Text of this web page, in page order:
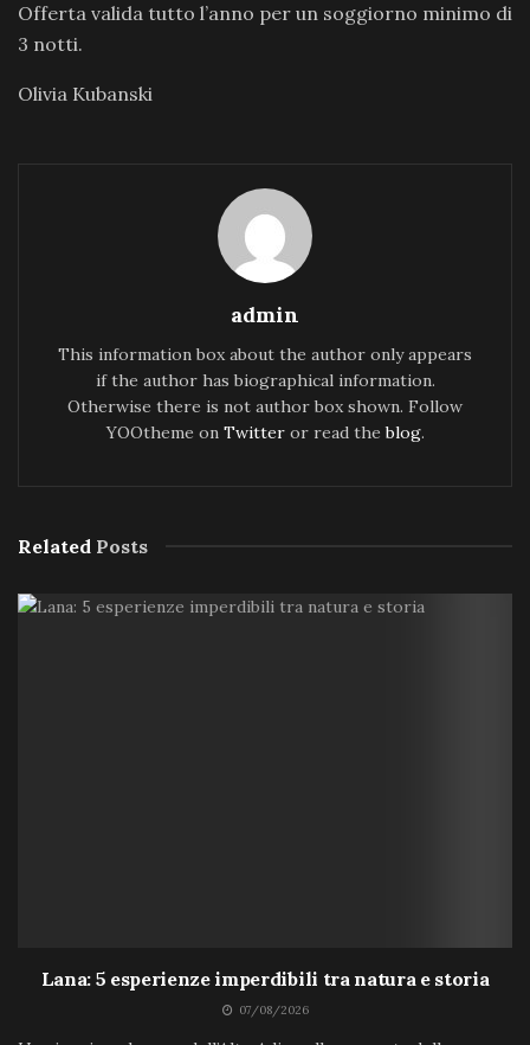
Offerta valida tutto l’anno per un soggiorno minimo di
3 notti.
Olivia Kubanski
admin
This information box about the author only appears
if the author has biographical information.
Otherwise there is not author box shown. Follow
YOOtheme on Twitteror read theblog.
Related Posts
Lana: 5 esperienze imperdibili tra natura e storia
07/08/2026